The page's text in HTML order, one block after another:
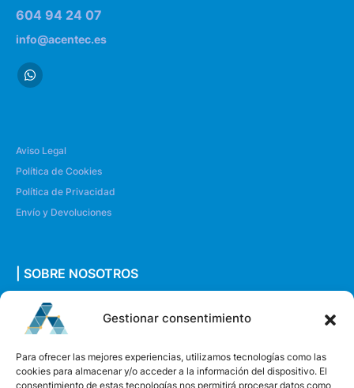
Gestionar consentimiento
Para ofrecer las mejores experiencias, utilizamos tecnologías como las
cookies para almacenar y/o acceder a la información del dispositivo. El
consentimiento de estas tecnologías nos permitirá procesar datos como
604 94 24 07
info@acentec.es
Aviso Legal
Política de Cookies
Política de Privacidad
Envío y Devoluciones
| SOBRE NOSOTROS
Quiénes somos
Envíanos un mensaje